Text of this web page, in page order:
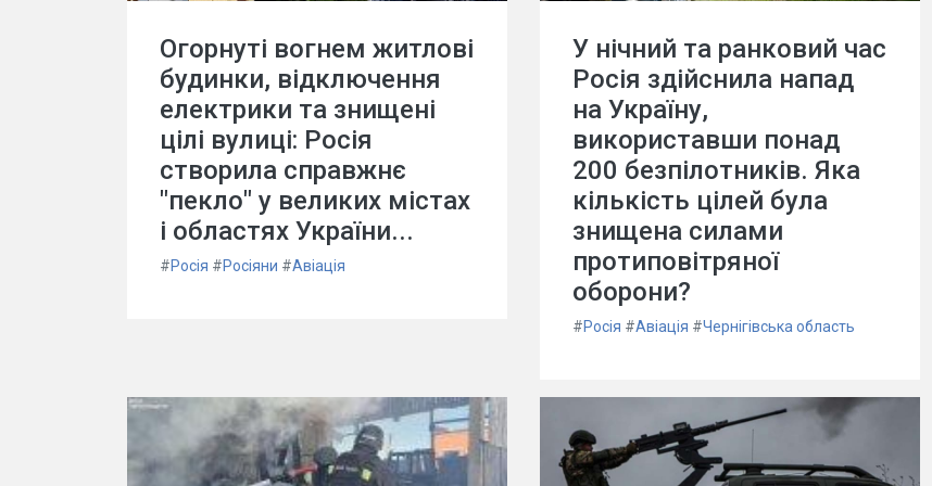
Огорнуті вогнем житлові
будинки, відключення
електрики та знищені
цілі вулиці: Росія
створила справжнє
"пекло" у великих містах
і областях України...
#Росія #Росіяни #Авіація
У нічний та ранковий час
Росія здійснила напад
на Україну,
використавши понад
200 безпілотників. Яка
кількість цілей була
знищена силами
протиповітряної
оборони?
#Росія #Авіація #Чернігівська область